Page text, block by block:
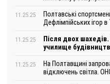
11.25.25
Полтавські
Дефлімпійських ігор в
11.25.25
Після двох
училище
11.25.25
На Полтавщині
відключень світла.